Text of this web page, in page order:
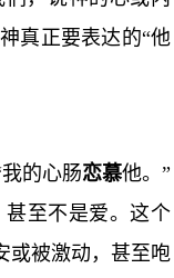
真正要表达的“他
的心肠恋慕他。”
至不是爱。这个
或被激动，甚至咆